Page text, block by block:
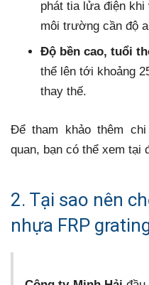
phát tia lửa điện
môi trường cần độ
Độ bền cao, tuổi
thể lên tới khoảng
thay thế.
Để tham khảo thêm
quan, bạn có thể xem tại
2. Tại sao nên
nhựa FRP